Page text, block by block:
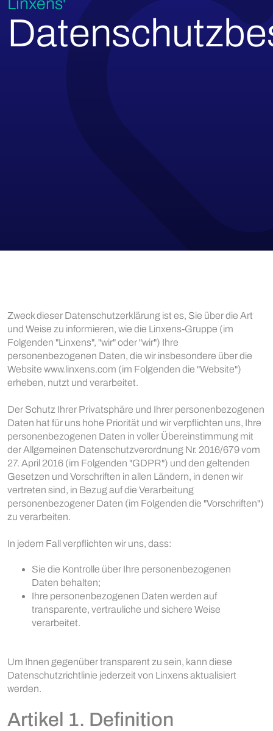
Linxens'
Zweck dieser Datenschutzerklärung ist es, Sie über die Art
und Weise zu informieren, wie die Linxens-Gruppe (im
Folgenden "Linxens", "wir" oder "wir") Ihre
personenbezogenen Daten, die wir insbesondere über die
Website www.linxens.com (im Folgenden die "Website")
erheben, nutzt und verarbeitet.
Der Schutz Ihrer Privatsphäre und Ihrer personenbezogenen
Daten hat für uns hohe Priorität und wir verpflichten uns, Ihre
personenbezogenen Daten in voller Übereinstimmung mit
der Allgemeinen Datenschutzverordnung Nr. 2016/679 vom
27. April 2016 (im Folgenden "GDPR") und den geltenden
Gesetzen und Vorschriften in allen Ländern, in denen wir
vertreten sind, in Bezug auf die Verarbeitung
personenbezogener Daten (im Folgenden die "Vorschriften")
zu verarbeiten.
In jedem Fall verpflichten wir uns, dass:
Sie die Kontrolle über Ihre personenbezogenen
Daten behalten;
Ihre personenbezogenen Daten werden auf
transparente, vertrauliche und sichere Weise
verarbeitet.
Um Ihnen gegenüber transparent zu sein, kann diese
Datenschutzrichtlinie jederzeit von Linxens aktualisiert
werden.
Artikel 1. Definition